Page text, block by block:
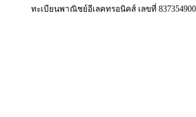
ทะเบียนพาณิชย์อีเลคทรอนิคส์ เลขที่